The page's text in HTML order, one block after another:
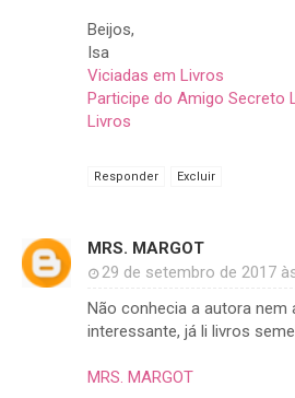
Beijos,
Isa
Viciadas em Livros
Participe do Amigo Secreto
Livros
Responder Excluir
MRS. MARGOT
29 de setembro de 2017
Não conhecia a autora nem
interessante, já li livros
MRS. MARGOT